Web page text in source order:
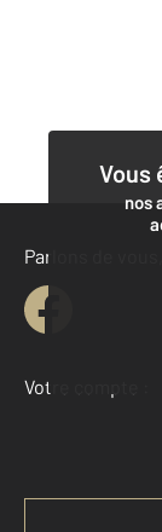
Vous
nos
Parlons de
Votre compte :